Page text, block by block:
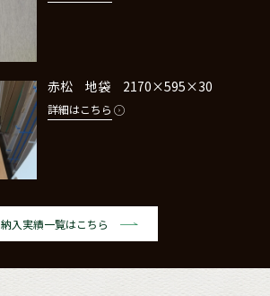
赤松 地袋 2170×595×30
詳細はこちら
納入実績一覧はこちら